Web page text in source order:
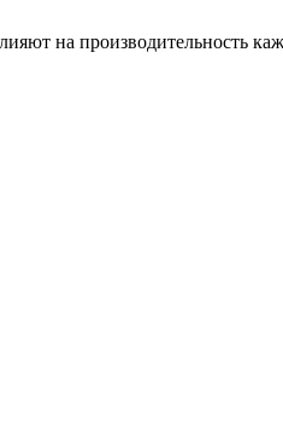
на производительность